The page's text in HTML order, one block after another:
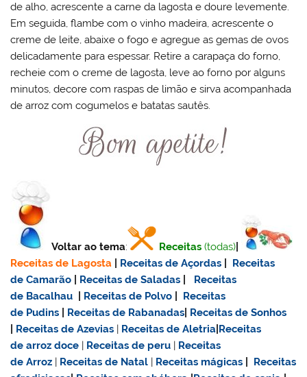
de alho, acrescente a carne da lagosta e doure levemente.
Em seguida, flambe com o vinho madeira, acrescente o
creme de leite, abaixe o fogo e agregue as gemas de ovos
delicadamente para espessar. Retire a carapaça do forno,
recheie com o creme de lagosta, leve ao forno por alguns
minutos, decore com raspas de limão e sirva acompanhada
de arroz com cogumelos e batatas sautês.
Voltar ao tema: Receitas (todas)
Receitas de Lagosta
Receitas de Açordas
Receitas
de Camarão
Receitas de Saladas
Receitas
de Bacalhau
Receitas de Polvo
Receitas
de Pudins
Receitas de Rabanadas Receitas de Sonhos
Receitas de Azevias | Receitas de Aletria Receitas
dearroz doce | Receitas de peru | Receitas
de Arroz | Receitas de Natal | Receitas mágicas
Receitas